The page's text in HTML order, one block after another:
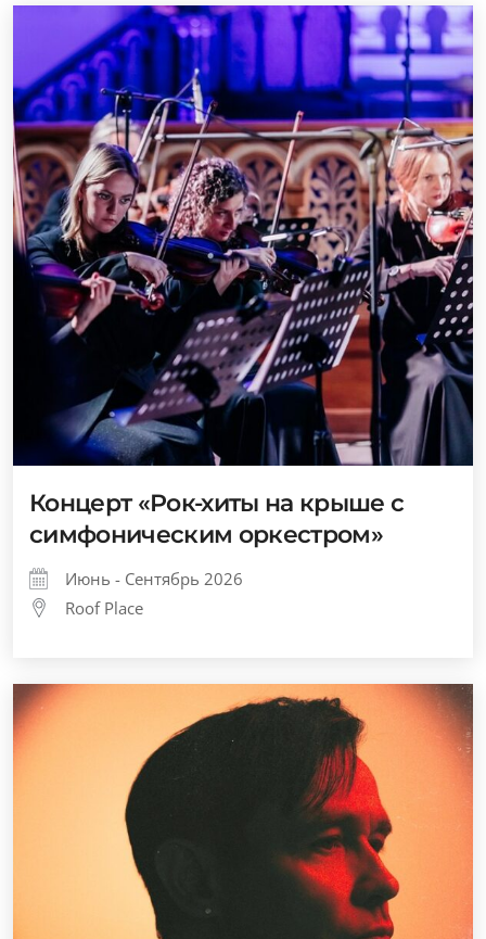
Концерт «Рок-хиты на крыше с
симфоническим оркестром»
Июнь - Сентябрь 2026
Roof Place